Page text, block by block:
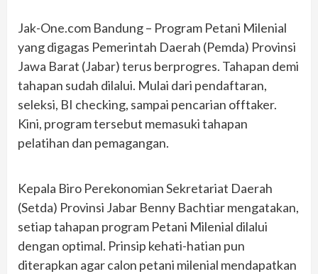
Jak-One.com Bandung – Program Petani Milenial
yang digagas Pemerintah Daerah (Pemda) Provinsi
Jawa Barat (Jabar) terus berprogres. Tahapan demi
tahapan sudah dilalui. Mulai dari pendaftaran,
seleksi, BI checking, sampai pencarian offtaker.
Kini, program tersebut memasuki tahapan
pelatihan dan pemagangan.
Kepala Biro Perekonomian Sekretariat Daerah
(Setda) Provinsi Jabar Benny Bachtiar mengatakan,
setiap tahapan program Petani Milenial dilalui
dengan optimal. Prinsip kehati-hatian pun
diterapkan agar calon petani milenial mendapatkan